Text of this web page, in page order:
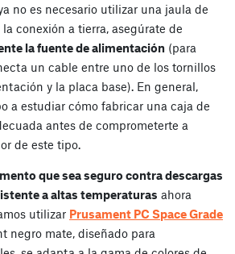
no es necesario utilizar una jaula de
conexión a tierra, asegúrate de
la fuente de alimentación (para
un cable entre uno de los tornillos
y la placa base). En general,
a estudiar cómo fabricar una caja de
antes de comprometerte a
de este tipo.
que sea seguro contra descargas
a altas temperaturas ahora
utilizar Prusament PC Space Grade
negro mate, diseñado para